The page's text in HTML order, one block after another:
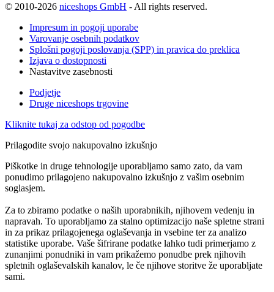
© 2010-2026 niceshops GmbH - All rights reserved.
Impresum in pogoji uporabe
Varovanje osebnih podatkov
Splošni pogoji poslovanja (SPP) in pravica do preklica
Izjava o dostopnosti
Nastavitve zasebnosti
Podjetje
Druge niceshops trgovine
Kliknite tukaj za odstop od pogodbe
Prilagodite svojo nakupovalno izkušnjo
Piškotke in druge tehnologije uporabljamo samo zato, da vam
ponudimo prilagojeno nakupovalno izkušnjo z vašim osebnim
soglasjem.
Za to zbiramo podatke o naših uporabnikih, njihovem vedenju in
napravah. To uporabljamo za stalno optimizacijo naše spletne strani
in za prikaz prilagojenega oglaševanja in vsebine ter za analizo
statistike uporabe. Vaše šifrirane podatke lahko tudi primerjamo z
zunanjimi ponudniki in vam prikažemo ponudbe prek njihovih
spletnih oglaševalskih kanalov, le če njihove storitve že uporabljate
sami.